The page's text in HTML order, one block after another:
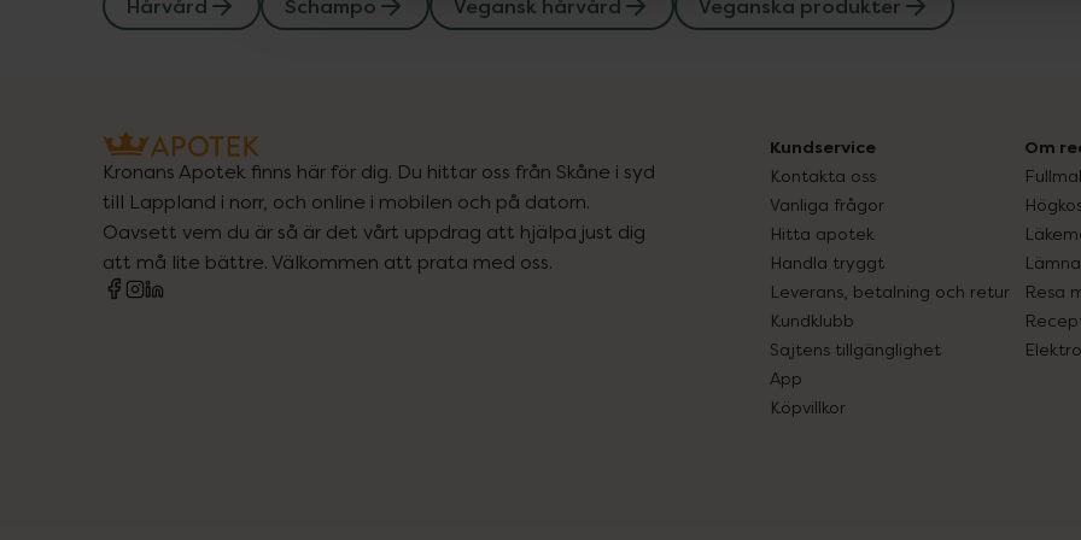
Hårvård Schampo Vegansk hårvård Veganska produkter
Kronans Apotek finns här för dig. Du hittar oss från Skåne i syd
till Lappland i norr, och online i mobilen och på datorn.
Oavsett vem du är så är det vårt uppdrag att hjälpa just dig
att må lite bättre. Välkommen att prata med oss.
Kundservice
Kontakta oss
Vanliga frågor
Hitta apotek
Handla tryggt
Leverans, betalning och retur
Kundklubb
Sajtens tillgänglighet
App
Köpvillkor
Om
Resa